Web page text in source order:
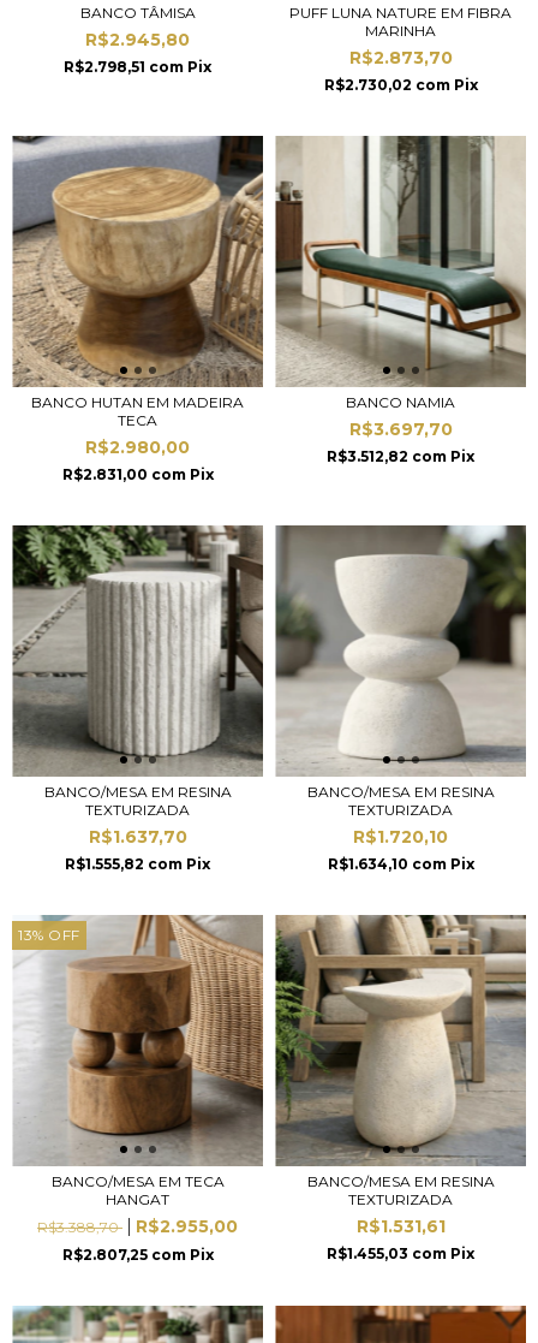
BANCO TÂMISA
R$2.945,80
R$2.798,51 com Pix
PUFF LUNA NATURE EM FIBRA
MARINHA
R$2.873,70
R$2.730,02 com Pix
BANCO HUTAN EM MADEIRA
TECA
R$2.980,00
R$2.831,00 com Pix
BANCO NAMIA
R$3.697,70
R$3.512,82 com Pix
BANCO/MESA EM RESINA
TEXTURIZADA
R$1.637,70
R$1.555,82 com Pix
BANCO/MESA EM RESINA
TEXTURIZADA
R$1.720,10
R$1.634,10 com Pix
13% OFF
BANCO/MESA EM TECA
HANGAT
R$3.388,70
R$2.955,00
R$2.807,25 com Pix
BANCO/MESA EM RESINA
TEXTURIZADA
R$1.531,61
R$1.455,03 com Pix